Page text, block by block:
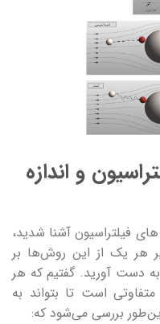
و اندازه
فیلتراسیون آشنا شدید،
هر یک از این روش‌ها بر
به دست آورید. گفتیم که هر
است تا بتواند به
بررسی می‌شود که: